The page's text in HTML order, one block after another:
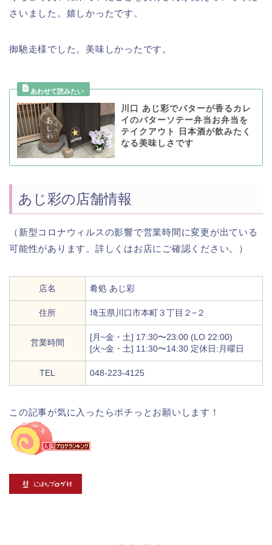
さいました。嬉しかったです。
御馳走様でした。美味しかったです。
川口 あじ彩でバターが香るカレ
イのバターソテー弁当お弁当を
テイクアウト 日本酒が飲みたく
なる美味しさです
あじ彩の店舗情報
（新型コロナウィルスの影響で営業時間に変更が出ている
可能性があります。詳しくはお店にご確認ください。）
店名 肴処 あじ彩
住所 埼玉県川口市本町３丁目２−２
営業時間
[月~金・土] 17:30〜23:00 (LO 22:00)
[火~金・土] 11:30〜14:30 定休日:月曜日
TEL 048-223-4125
この記事が気に入ったらポチっとお願いします！